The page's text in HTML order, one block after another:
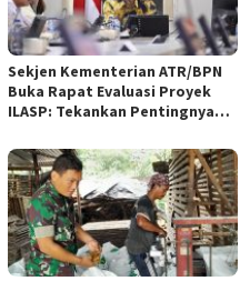
Sekjen Kementerian ATR/BPN
Buka Rapat Evaluasi Proyek
ILASP: Tekankan Pentingnya
Anggaran